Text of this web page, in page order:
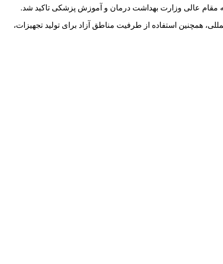
همچنین استفاده از طرفیت مناطق آزاد برای تولید تجهیزات،